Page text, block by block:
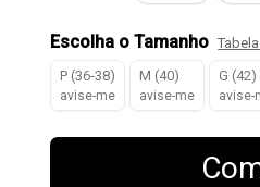
Escolha o Tamanho
P (36-38)
avise-me
M (40)
avise-me
G (42)
avise-